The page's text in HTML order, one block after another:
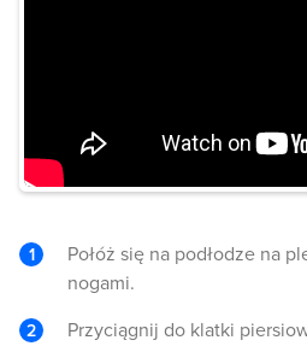
Połóż się na podłodze na
nogami.
Przyciągnij do klatki